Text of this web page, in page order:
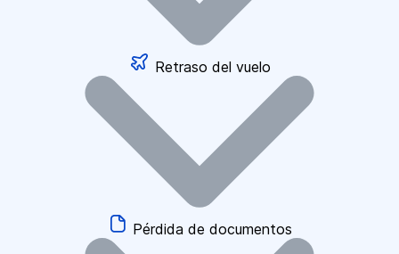
Retraso del vuelo
Pérdida de documentos